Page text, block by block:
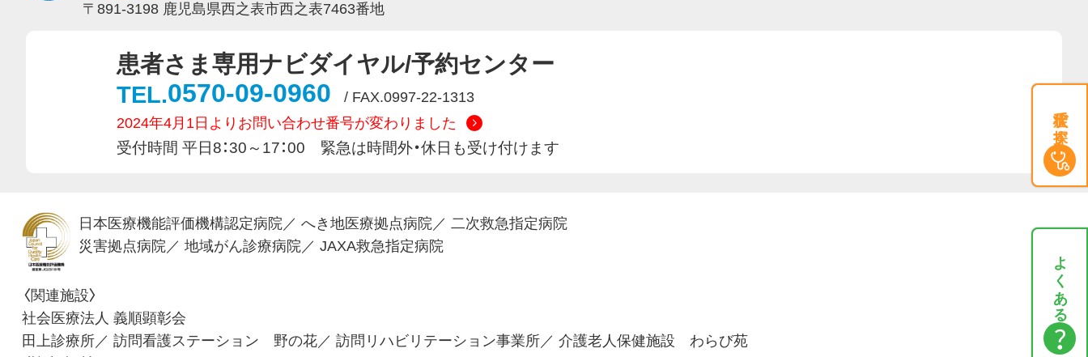
症状で探す
よくある質問
〒891-3198 鹿児島県西之表市西之表7463番地
患者さま専用ナビダイヤル/予約センター
TEL.0570-09-0960
/ FAX.0997-22-1313
2024年4月1日よりお問い合わせ番号が変わりました
受付時間 平日8：30～17：00 緊急は時間外・休日も受け付けます
日本医療機能評価機構認定病院／ へき地医療拠点病院／ 二次救急指定病院
災害拠点病院／ 地域がん診療病院／ JAXA救急指定病院
〈関連施設〉
社会医療法人 義順顕彰会
田上診療所／ 訪問看護ステーション 野の花／ 訪問リハビリテーション事業所／ 介護老人保健施設 わらび苑